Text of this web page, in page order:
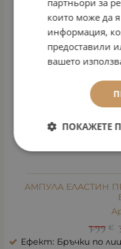
АМПУЛА ЕЛАСТИН
3.99 €
Ефект: Бръчки по
партньори за
които може да
информация,
предоставили
вашето
ПОКАЖЕТЕ